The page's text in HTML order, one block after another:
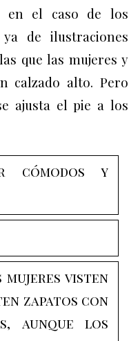
en el caso de los
de ilustraciones
que las mujeres y
calzado alto. Pero
ajusta el pie a los
cómodos y
mujeres visten
zapatos con
aunque los